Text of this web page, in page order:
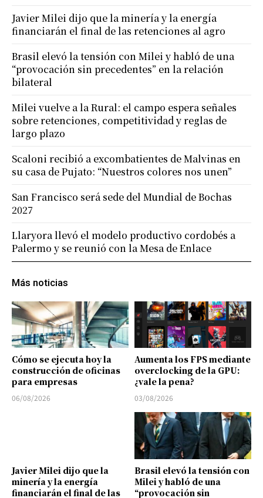
Más noticias
Cómo se ejecuta hoy la
construcción de oficinas
para empresas
06/08/2026
Aumenta los FPS mediante
overclocking de la GPU:
¿vale la pena?
03/08/2026
Javier Milei dijo que la
minería y la energía
financiarán el final de las
Brasil elevó la tensión con
Milei y habló de una
“provocación sin
Javier Milei dijo que la minería y la energía
financiarán el final de las retenciones al agro
Brasil elevó la tensión con Milei y habló de una
“provocación sin precedentes” en la relación
bilateral
Milei vuelve a la Rural: el campo espera señales
sobre retenciones, competitividad y reglas de
largo plazo
Scaloni recibió a excombatientes de Malvinas en
su casa de Pujato: “Nuestros colores nos unen”
San Francisco será sede del Mundial de Bochas
2027
Llaryora llevó el modelo productivo cordobés a
Palermo y se reunió con la Mesa de Enlace